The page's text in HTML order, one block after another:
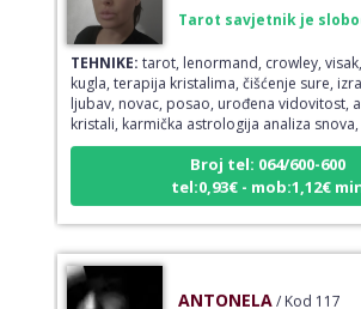
Tarot savjetnik je
TEHNIKE: tarot, lenormand, crowley,
kugla, terapija kristalima, čišćenje sure,
ljubav, novac, posao, urođena vidovitost,
kristali, karmička astrologija analiza
Broj tel: 064/600-600
tel:0,93€ - mob:1,12€
ANTONELA / Kod 117